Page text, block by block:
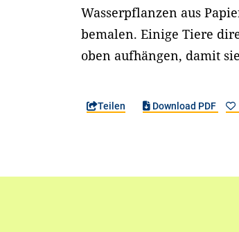
Wasserpflanzen aus
bemalen. Einige Tiere
oben aufhängen, damit
Teilen Download PDF